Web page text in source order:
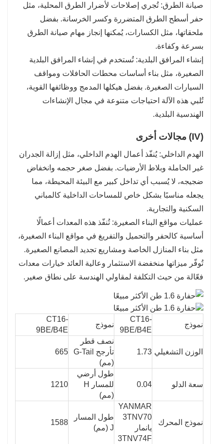
صيانة الطرق: تُجري إصلاحات لأضرار الطرق المحلية، مثل
حفر أسطح الطرق المتضررة وكسر الخرسانة. بفضل
ملحقاتها، مثل الكسارات، يُمكنها إنجاز مهام صيانة الطرق
بسرعة وكفاءة.
إنشاء المرافق البلدية: تُستخدم في إنشاء المرافق البلدية
الصغيرة، مثل بناء أساسات محطات الحافلات ومواقف
السيارات الصغيرة. بفضل هيكلها المدمج ووظائفها القوية،
تُلبي هذه الآلة احتياجات متنوعة في مجال الإنشاءات
الهندسية البلدية.
(IV) مجالات أخرى
الهدم الداخلي: يُنفّذ أعمال الهدم الداخلي، مثل إزالة الجدران
غير الحاملة وبلاط الأرضيات. بفضل صغر حجمه وانخفاض
ضجيجه، لا يُسبب أي تداخل كبير مع البيئة المحيطة، مما
يجعله مناسبًا بشكل خاص للمساحات الداخلية كالمباني
السكنية والتجارية.
عمليات مواقع البناء الصغيرة: تُنفّذ هذه المعدات أعمالًا
أساسية كالحفر والتحميل والتفريغ في مواقع البناء الصغيرة،
مثل بناء المنازل الخاصة ومشاريع تجديد المصانع الصغيرة.
تُوفّر ميزاتها منخفضة الاستثمار وعالية العائد خيارات معدات
فعّالة من حيث التكلفة لمقاولي الهندسة على نطاق صغير.
نموذج
CT16-
9BE/B4E
نموذج
CT16-
9BE/B4E
الوزن التشغيلي 1.73
نصف قطر
تأرجح G-Tail
(مم)
665
سعة الدلو 0.04
طول أرضي
للمسار H
(مم)
1210
نموذج المحرك
YANMAR
3TNV70
يانمار
3TNV74F
طول المسار
J (مم)
1588